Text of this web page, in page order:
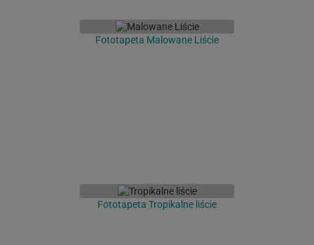
Fototapeta Malowane Liście
Fototapeta Tropikalne liście